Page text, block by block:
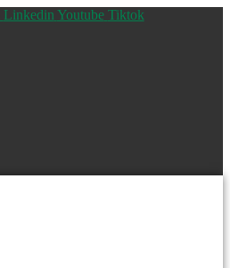
Linkedin Youtube Tiktok